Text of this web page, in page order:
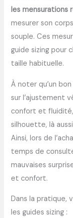
les mensurations
mesurer son
souple. Ces
guide sizing pour
taille habituelle.
À noter qu’un
sur l’ajustement
confort et
silhouette, là
Ainsi, lors de
temps de
mauvaises
et confort.
Dans la pratique,
les guides sizing :